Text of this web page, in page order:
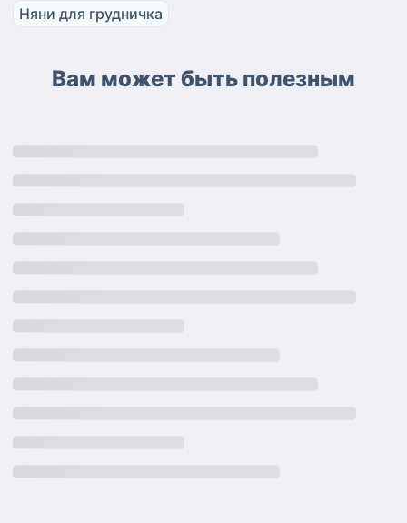
Няни для грудничка
Вам может быть полезным